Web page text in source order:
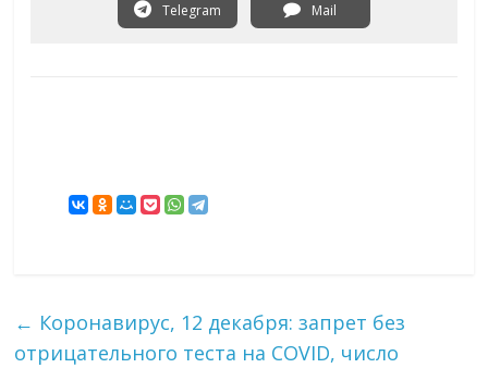
Telegram Mail
← Коронавирус, 12 декабря: запрет без
отрицательного теста на COVID, число